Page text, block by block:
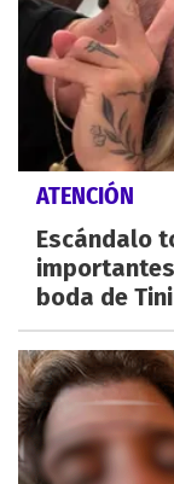
ATENCIÓN
Escándalo
boda de